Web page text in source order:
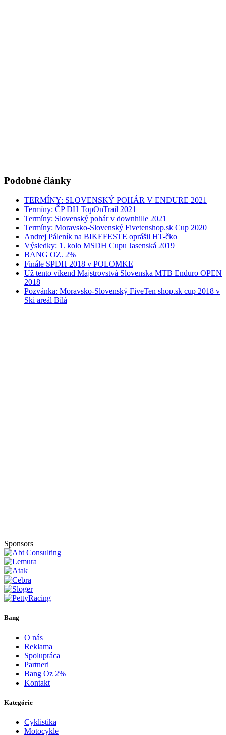
Podobné články
TERMÍNY: SLOVENSKÝ POHÁR V ENDURE 2021
Termíny: ČP DH TopOnTrail 2021
Termíny: Slovenský pohár v downhille 2021
Termíny: Moravsko-Slovenský Fivetenshop.sk Cup 2020
Andrej Páleník na BIKEFESTE oprášil HT-čko
Výsledky: 1. kolo MSDH Cupu Jasenská 2019
BANG OZ. 2%
Finále SPDH 2018 v POLOMKE
Už tento víkend Majstrovstvá Slovenska MTB Enduro OPEN
2018
Pozvánka: Moravsko-Slovenský FiveTen shop.sk cup 2018 v
Ski areál Bílá
Sponsors
Bang
O nás
Reklama
Spolupráca
Partneri
Bang Oz 2%
Kontakt
Kategórie
Cyklistika
Motocykle